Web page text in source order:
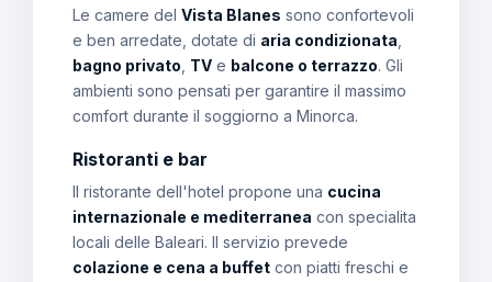
Le camere del Vista Blanes sono confortevoli
e ben arredate, dotate di aria condizionata
bagno privato TV e balcone o terrazzo. Gli
ambienti sono pensati per garantire il massimo
comfort durante il soggiorno a Minorca.
Ristoranti e bar
Il ristorante dell'hotel propone una cucina
internazionale e mediterranea con specialita
locali delle Baleari. Il servizio prevede
colazione e cena a buffet con piatti freschi e